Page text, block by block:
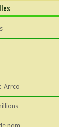
Arrco
nom